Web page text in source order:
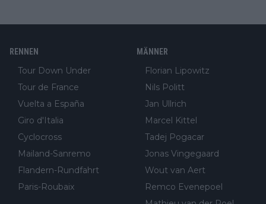
RENNEN
Tour Down Under
Tour de France
Vuelta a España
Giro d'Italia
Cyclocross
Mailand-Sanremo
Flandern-Rundfahrt
Paris-Roubaix
MÄNNER
Florian Lipowitz
Nils Politt
Jan Ullrich
Marcel Kittel
Tadej Pogacar
Jonas Vingegaard
Wout van Aert
Remco Evenepoel